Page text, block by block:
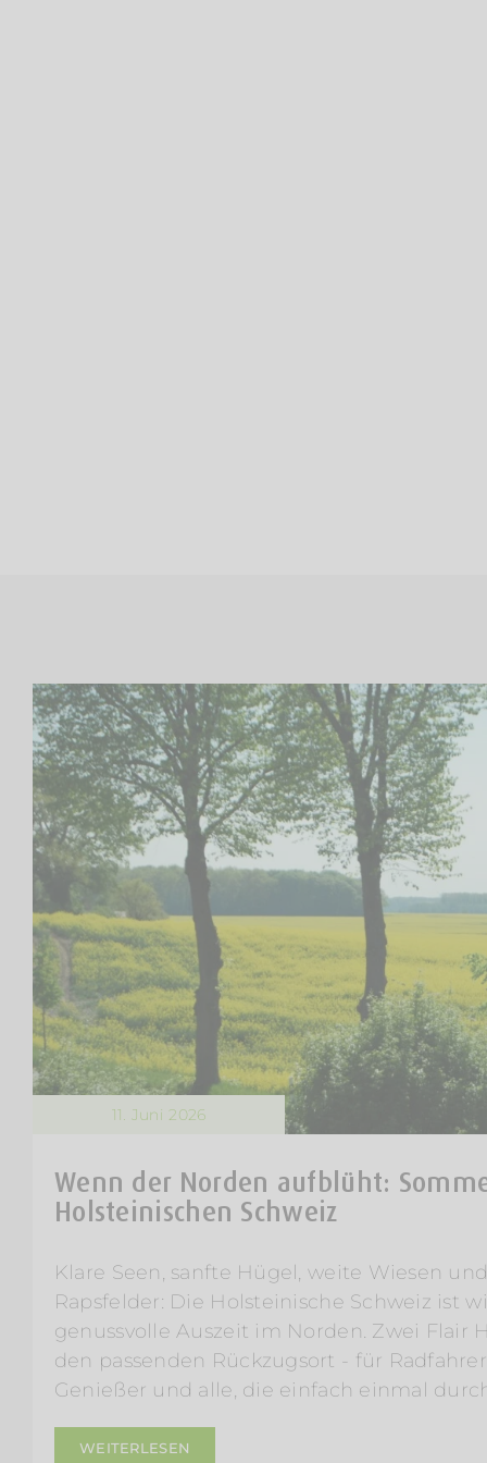
11. Juni 2026
Wenn der Norden aufblüht:
Holsteinischen Schweiz
Klare Seen, sanfte Hügel, weite Wiesen
Rapsfelder: Die Holsteinische Schweiz ist
genussvolle Auszeit im Norden. Zwei Flair
den passenden Rückzugsort - für
Genießer und alle, die einfach einmal
WEITERLESEN